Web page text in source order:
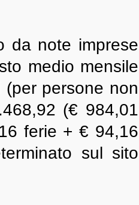
da note imprese
medio mensile
(per persone non
(€ 984,01
ferie + € 94,16
sul sito